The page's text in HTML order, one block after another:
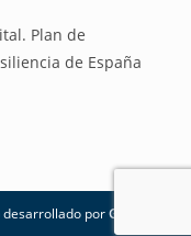
Plan de
de España
porGSoft